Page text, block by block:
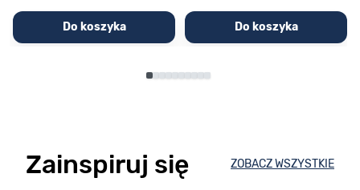
Do koszyka Do koszyka
Zainspiruj się ZOBACZ WSZYSTKIE